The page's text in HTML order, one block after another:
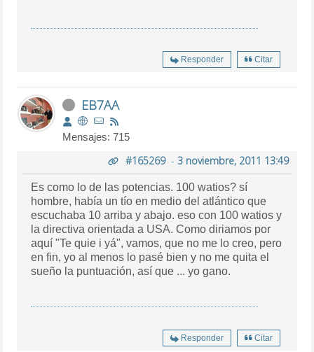
Responder Citar
EB7AA
Mensajes: 715
#165269- 3 noviembre, 2011 13:49
Es como lo de las potencias. 100 watios? sí
hombre, había un tío en medio del atlántico que
escuchaba 10 arriba y abajo. eso con 100 watios y
la directiva orientada a USA. Como diriamos por
aquí "Te quie i yá", vamos, que no me lo creo, pero
en fin, yo al menos lo pasé bien y no me quita el
sueño la puntuación, así que ... yo gano.
Responder Citar